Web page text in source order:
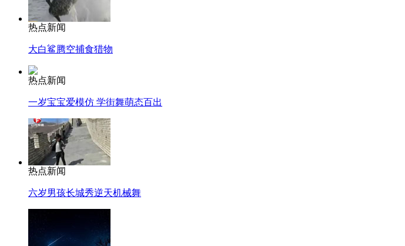
热点新闻
大白鲨腾空捕食猎物
热点新闻
一岁宝宝爱模仿 学街舞萌态百出
热点新闻
六岁男孩长城秀逆天机械舞